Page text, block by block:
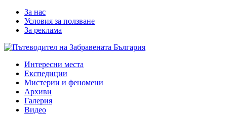
За нас
Условия за ползване
За реклама
Интересни места
Експедиции
Мистерии и феномени
Архиви
Галерия
Видео